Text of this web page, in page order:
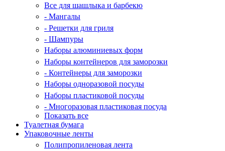
Все для шашлыка и барбекю
- Мангалы
- Решетки для гриля
- Шампуры
Наборы алюминиевых форм
Наборы контейнеров для заморозки
- Контейнеры для заморозки
Наборы одноразовой посуды
Наборы пластиковой посуды
- Многоразовая пластиковая посуда
Показать все
Туалетная бумага
Упаковочные ленты
Полипропиленовая лента